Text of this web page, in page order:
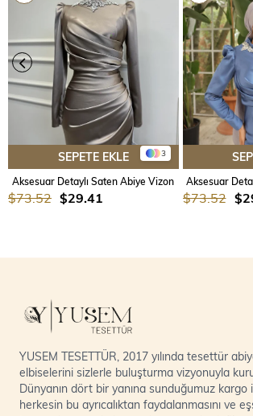
3
SEPETE EKLE
Aksesuar Detaylı Saten Abiye Vizon
$29.41
$73.52
Aksesuar
$73.52
YUSEM TESETTÜR, 2017 yılında tesettür
elbiselerini sizlerle buluşturma vizyonuyla
Dünyanın dört bir yanına sunduğumuz kargo
herkesin bu ayrıcalıktan faydalanmasını ve